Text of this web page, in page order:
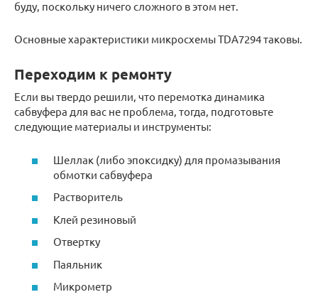
буду, поскольку ничего сложного в этом нет.
Основные характеристики микросхемы TDA7294 таковы.
Переходим к ремонту
Если вы твердо решили, что перемотка динамика
сабвуфера для вас не проблема, тогда, подготовьте
следующие материалы и инструменты:
Шеллак (либо эпоксидку) для промазывания
обмотки сабвуфера
Растворитель
Клей резиновый
Отвертку
Паяльник
Микрометр